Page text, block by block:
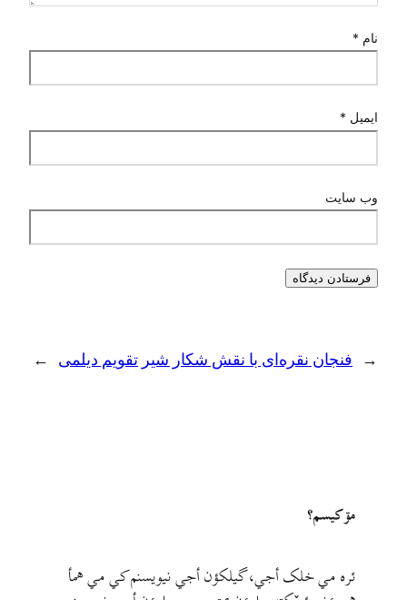
نام *
ایمیل *
وب‌ سایت
← فنجان نقره‌ای با نقش شکار شیر تقویم دیلمی →
مۊ کيسم؟
ئره مي خلک أجي، گيلکؤن أجي نيويسنم کي مي همأ